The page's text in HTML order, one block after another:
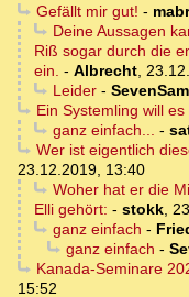
Gefällt mir gut! -
Deine Aussagen
Riß sogar durch die
ein. - Albrecht
Leider-
Ein Systemling will es
ganz einfach...
-
Wer ist eigentlich
23.12.2019, 13:40
Woher hat er die
Elli gehört: - stokk
ganz einfach -
ganz einfach -
Kanada-Seminare
15:52